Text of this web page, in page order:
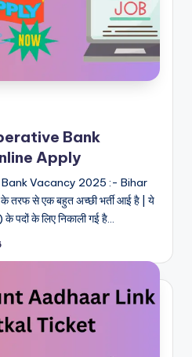
Bank
Apply
Vacancy 2025 :- Bihar
से एक बहुत अच्छी भर्ती आई है | ये
पदों के लिए निकाली गई है…